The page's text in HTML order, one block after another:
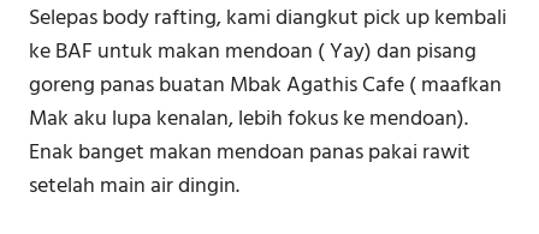
Selepas body rafting, kami diangkut pick up kembali
ke BAF untuk makan mendoan ( Yay) dan pisang
goreng panas buatan Mbak Agathis Cafe ( maafkan
Mak aku lupa kenalan, lebih fokus ke mendoan).
Enak banget makan mendoan panas pakai rawit
setelah main air dingin.